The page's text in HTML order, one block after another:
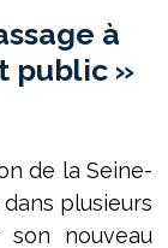
à
public »
de la Seine-
plusieurs
nouveau